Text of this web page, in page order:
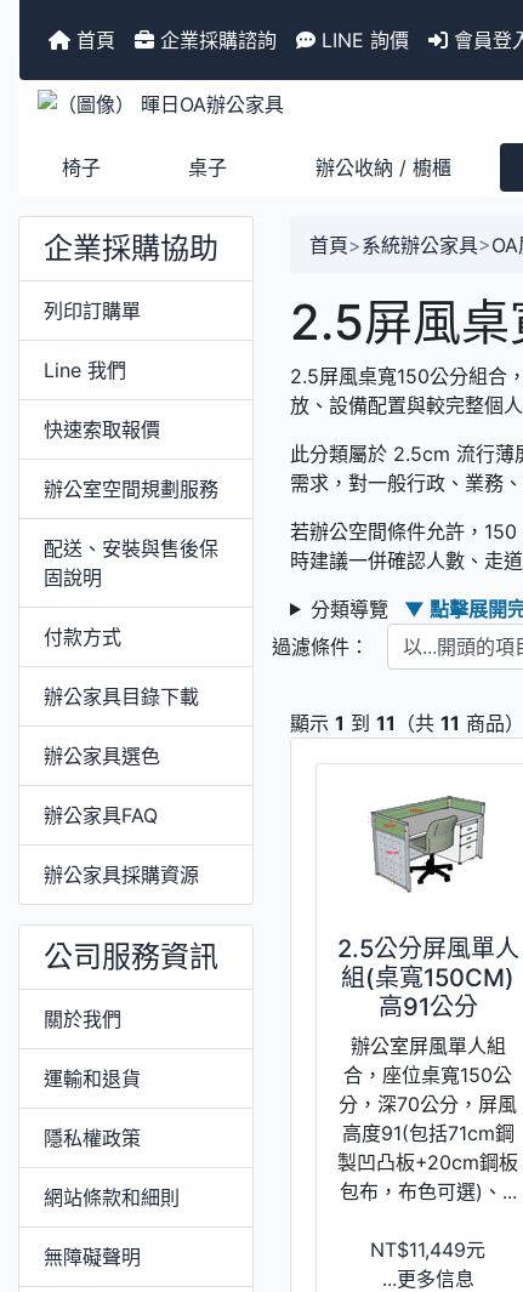
首頁 企業採購諮詢 LINE 詢價 會員登
椅子 桌子 辦公收納 / 櫥櫃
企業採購協助
列印訂購單
Line 我們
快速索取報價
辦公室空間規劃服務
配送、安裝與售後保
固說明
付款方式
辦公家具目錄下載
辦公家具選色
辦公家具FAQ
辦公家具採購資源
公司服務資訊
關於我們
運輸和退貨
隱私權政策
網站條款和細則
無障礙聲明
首頁>系統辦公家具>
2.5屏風
2.5屏風桌寬150公分組合
放、設備配置與較完整個
此分類屬於 2.5cm 流行薄
需求，對一般行政、業務
若辦公空間條件允許，
時建議一併確認人數、走
分類導覽
▼ 點擊展開
過濾條件：
以...開頭的項目
顯示 1 到 11 （共 11 商品）
2.5公分屏風單人
組(桌寬150CM)
高91公分
辦公室屏風單人組
合，座位桌寬150公
分，深70公分，屏風
高度91(包括71cm鋼
製凹凸板+20cm鋼板
包布，布色可選)、...
NT$11,449元
...更多信息